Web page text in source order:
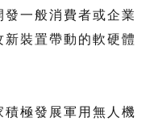
一般消費者或企業
裝置帶動的軟硬體
積極發展軍用無人機